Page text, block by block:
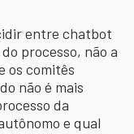
entre chatbot
processo, não a
os comitês
não é mais
da
e qual